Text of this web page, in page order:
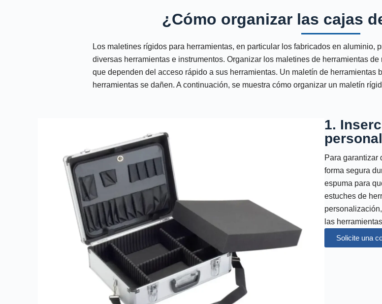
¿Cómo organizar las cajas
Los maletines rígidos para herramientas, en particular los fabricados en aluminio,
diversas herramientas e instrumentos. Organizar los maletines de herramientas
que dependen del acceso rápido a sus herramientas. Un maletín de herramientas
herramientas se dañen. A continuación, se muestra cómo organizar un maletín
1.
Para garantizar
forma segura
espuma para
estuches de
las
Solicite una